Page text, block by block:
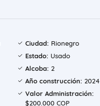
Ciudad: Rionegro
Estado: Usado
Alcoba: 2
Año construcción: 2024
Valor Administración:
$200.000 COP